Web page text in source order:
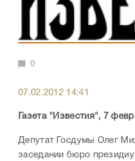
0
07.02.2012 14:41
Газета "Известия", 7
Депутат Госдумы Олег
заседании бюро